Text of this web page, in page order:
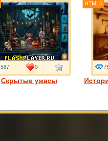
Скрытые ужасы
587 0 --
HTML5